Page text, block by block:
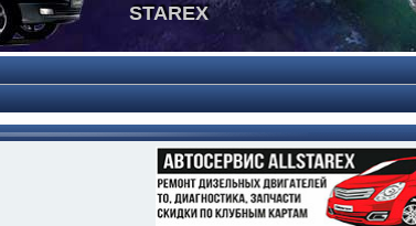
STAREX